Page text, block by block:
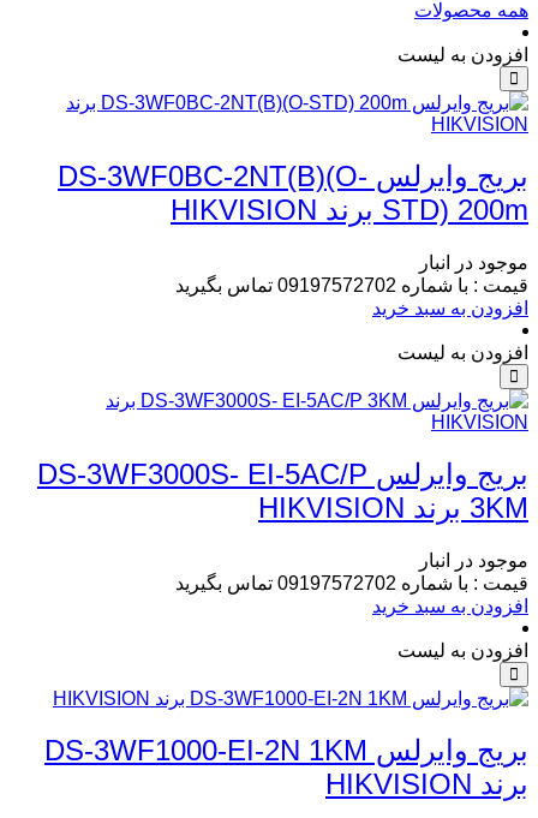
همه محصولات
افزودن به لیست
بریج وایرلس DS-3WF0BC-2NT(B)(O-
STD) 200m برند HIKVISION
موجود در انبار
قیمت : با شماره 09197572702 تماس بگیرید
افزودن به سبد خرید
افزودن به لیست
بریج وایرلس DS-3WF3000S- EI-5AC/P
3KM برند HIKVISION
موجود در انبار
قیمت : با شماره 09197572702 تماس بگیرید
افزودن به سبد خرید
افزودن به لیست
بریج وایرلس DS-3WF1000-EI-2N 1KM
برند HIKVISION